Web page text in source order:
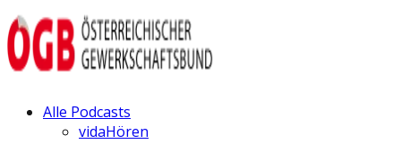
Alle Podcasts
vidaHören